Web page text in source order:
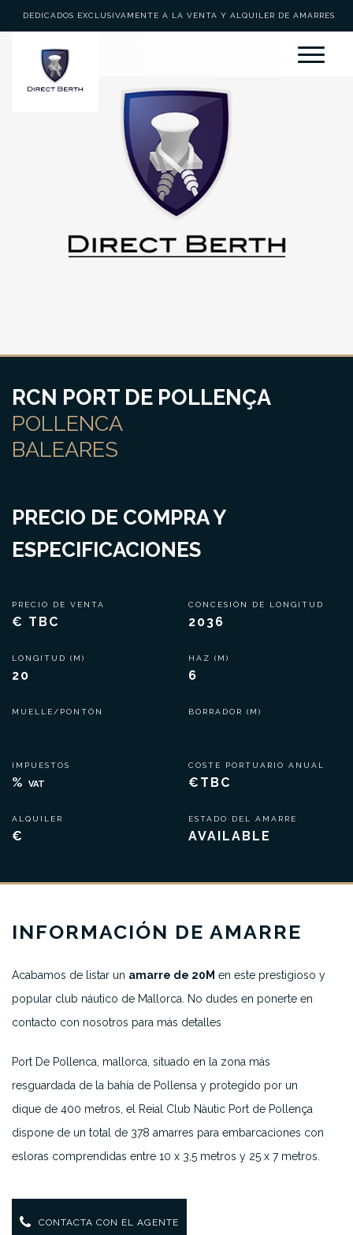
DEDICADOS EXCLUSIVAMENTE A LA VENTA Y ALQUILER DE AMARRES
RCN PORT DE POLLENÇA
POLLENCA
BALEARES
PRECIO DE COMPRA Y
ESPECIFICACIONES
PRECIO DE VENTA
€ TBC
LONGITUD (M)
20
MUELLE/PONTÓN
IMPUESTOS
% VAT
ALQUILER
€
CONCESIÓN DE LONGITUD
2036
HAZ (M)
6
BORRADOR (M)
COSTE PORTUARIO ANUAL
€TBC
ESTADO DEL AMARRE
AVAILABLE
INFORMACIÓN DE AMARRE
Acabamos de listar un amarre de 20M en este prestigioso y
popular club náutico de Mallorca. No dudes en ponerte en
contacto con nosotros para más detalles
Port De Pollenca, mallorca, situado en la zona más
resguardada de la bahía de Pollensa y protegido por un
dique de 400 metros, el Reial Club Nàutic Port de Pollença
dispone de un total de 378 amarres para embarcaciones con
esloras comprendidas entre 10 x 3,5 metros y 25 x 7 metros.
CONTACTA CON EL AGENTE